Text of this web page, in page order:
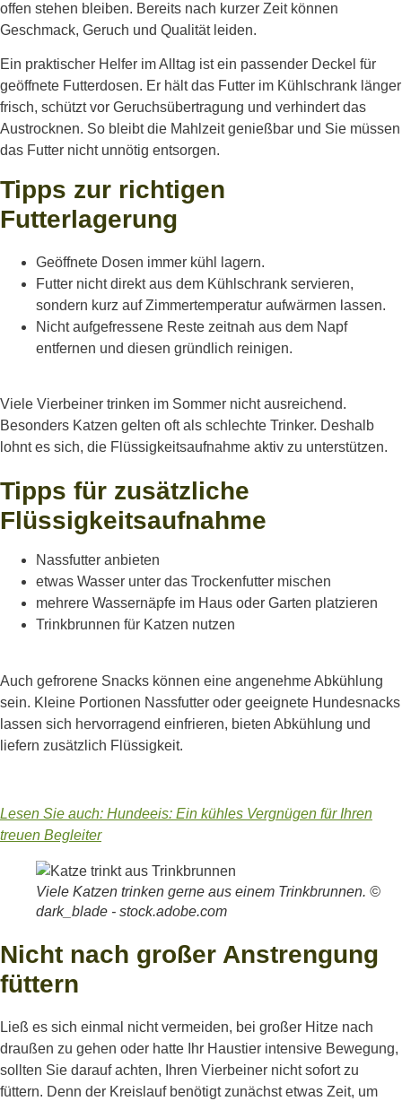
offen stehen bleiben. Bereits nach kurzer Zeit können
Geschmack, Geruch und Qualität leiden.
Ein praktischer Helfer im Alltag ist ein passender Deckel für
geöffnete Futterdosen. Er hält das Futter im Kühlschrank länger
frisch, schützt vor Geruchsübertragung und verhindert das
Austrocknen. So bleibt die Mahlzeit genießbar und Sie müssen
das Futter nicht unnötig entsorgen.
Tipps zur richtigen
Futterlagerung
Geöffnete Dosen immer kühl lagern.
Futter nicht direkt aus dem Kühlschrank servieren,
sondern kurz auf Zimmertemperatur aufwärmen lassen.
Nicht aufgefressene Reste zeitnah aus dem Napf
entfernen und diesen gründlich reinigen.
Viele Vierbeiner trinken im Sommer nicht ausreichend.
Besonders Katzen gelten oft als schlechte Trinker. Deshalb
lohnt es sich, die Flüssigkeitsaufnahme aktiv zu unterstützen.
Tipps für zusätzliche
Flüssigkeitsaufnahme​
Nassfutter anbieten
etwas Wasser unter das Trockenfutter mischen
mehrere Wassernäpfe im Haus oder Garten platzieren
Trinkbrunnen für Katzen nutzen
Auch gefrorene Snacks können eine angenehme Abkühlung
sein. Kleine Portionen Nassfutter oder geeignete Hundesnacks
lassen sich hervorragend einfrieren, bieten Abkühlung und
liefern zusätzlich Flüssigkeit.
Lesen Sie auch: Hundeeis: Ein kühles Vergnügen für Ihren
treuen Begleiter
Viele Katzen trinken gerne aus einem Trinkbrunnen. ©
dark_blade - stock.adobe.com
Nicht nach großer Anstrengung
füttern
Ließ es sich einmal nicht vermeiden, bei großer Hitze nach
draußen zu gehen oder hatte Ihr Haustier intensive Bewegung,
sollten Sie darauf achten, Ihren Vierbeiner nicht sofort zu
füttern. Denn der Kreislauf benötigt zunächst etwas Zeit, um